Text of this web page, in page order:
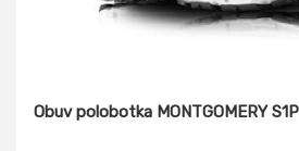
Obuv polobotka MONTGOMERY